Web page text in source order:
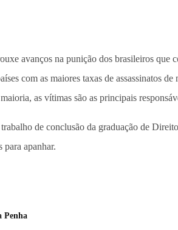
avanços na punição dos brasileiros que
com as maiores taxas de
as vítimas são as principais
de conclusão da graduação de
para apanhar.
Penha